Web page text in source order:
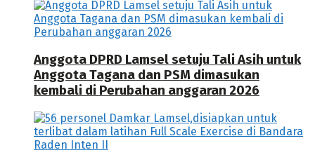
Anggota DPRD Lamsel setuju Tali Asih untuk
Anggota Tagana dan PSM dimasukan
kembali di Perubahan anggaran 2026